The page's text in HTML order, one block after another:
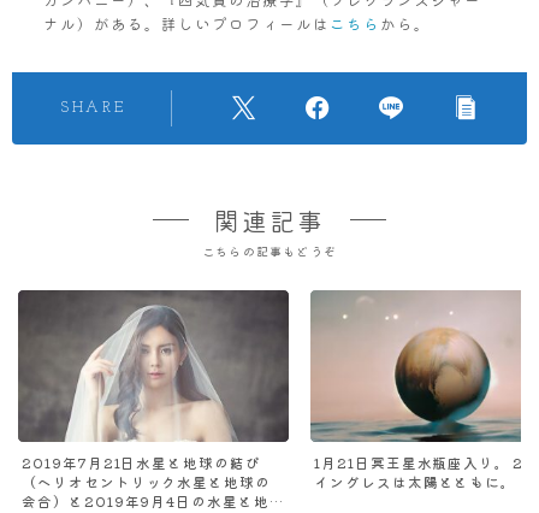
ナル）がある。詳しいプロフィールは こちら から。
SHARE
関連記事
こちらの記事もどうぞ
2019年7月21日水星と地球の結び
（ヘリオセントリック水星と地球の
会合）と2019年9月4日の水星と地球
1月21日冥王星水瓶座入り。２
イングレスは太陽とともに。